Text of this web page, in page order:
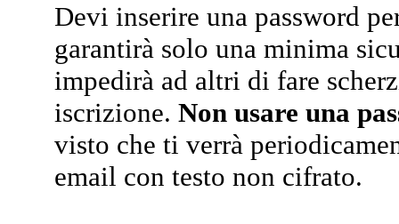
Devi inserire una password
garantirà solo una minima
impedirà ad altri di fare
iscrizione. Non usare una
visto che ti verrà
email con testo non cifrato.